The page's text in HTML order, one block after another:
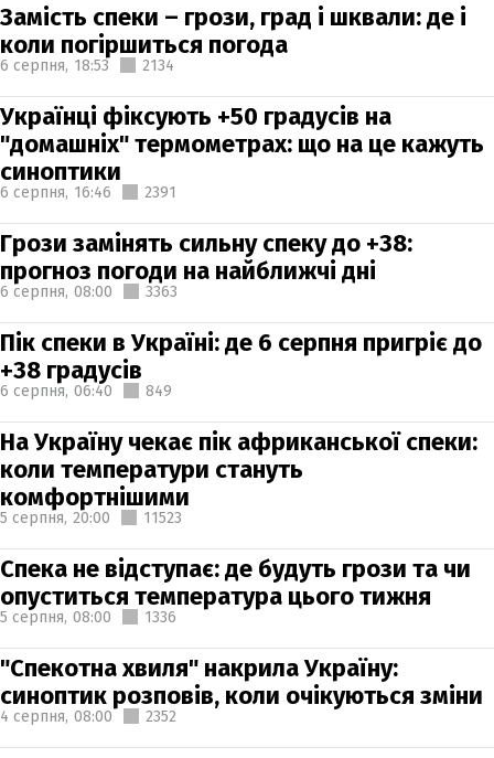
Замість спеки – грози, град і шквали: де і
коли погіршиться погода
6 серпня, 18:53 2134
Українці фіксують +50 градусів на
"домашніх" термометрах: що на це кажуть
синоптики
6 серпня, 16:46 2391
Грози замінять сильну спеку до +38:
прогноз погоди на найближчі дні
6 серпня, 08:00 3363
Пік спеки в Україні: де 6 серпня пригріє до
+38 градусів
6 серпня, 06:40 849
На Україну чекає пік африканської спеки:
коли температури стануть
комфортнішими
5 серпня, 20:00 11523
Спека не відступає: де будуть грози та чи
опуститься температура цього тижня
5 серпня, 08:00 1336
"Спекотна хвиля" накрила Україну:
синоптик розповів, коли очікуються зміни
4 серпня, 08:00 2352